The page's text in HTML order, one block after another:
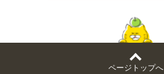
ページトップへ